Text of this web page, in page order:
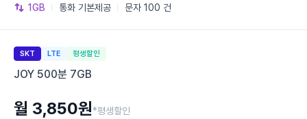
1GB 통화 기본제공 문자 100 건
SKT LTE 평생할인
JOY 500분 7GB
월 3,850원*평생할인